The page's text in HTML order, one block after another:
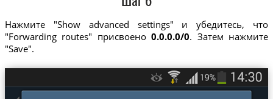
Нажмите "Show advanced settings" и убедитесь, что
"Forwarding routes" присвоено0.0.0.0/0. Затем нажмите
"Save".